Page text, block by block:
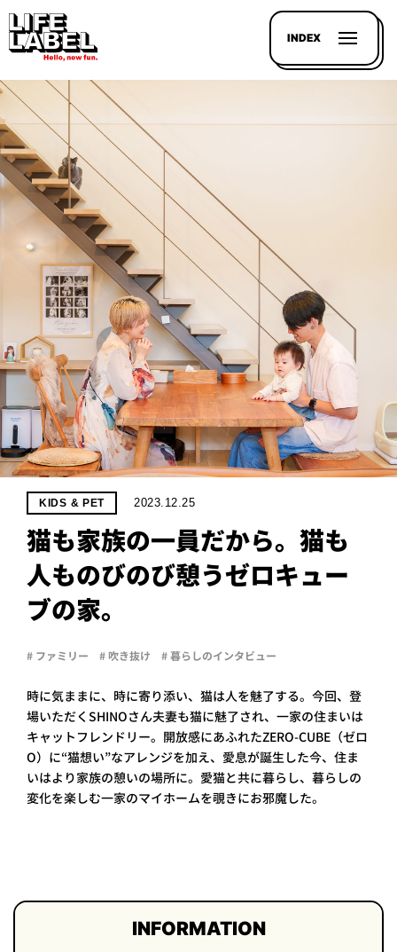
INDEX
HOUSE
LINE-
UP
PROJECT
WHAT’S
LIFE
LABEL
ライフレー
会社概
要
企業の
方へ
お問い
合わせ
KIDS & PET 2023.12.25
猫も家族の一員だから。猫も
人ものびのび憩うゼロキュー
ブの家。
# ファミリー # 吹き抜け # 暮らしのインタビュー
時に気ままに、時に寄り添い、猫は人を魅了する。今回、登
場いただくSHINOさん夫妻も猫に魅了され、一家の住まいは
キャットフレンドリー。開放感にあふれたZERO-CUBE（ゼロ
O）に“猫想い”なアレンジを加え、愛息が誕生した今、住ま
いはより家族の憩いの場所に。愛猫と共に暮らし、暮らしの
変化を楽しむ一家のマイホームを覗きにお邪魔した。
INFORMATION